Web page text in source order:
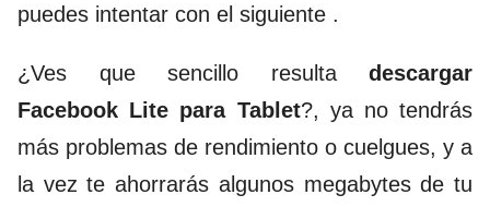
puedes intentar con el siguiente .
¿Ves que sencillo resulta descargar
Facebook Lite para Tablet?, ya no tendrás
más problemas de rendimiento o cuelgues, y a
la vez te ahorrarás algunos megabytes de tu